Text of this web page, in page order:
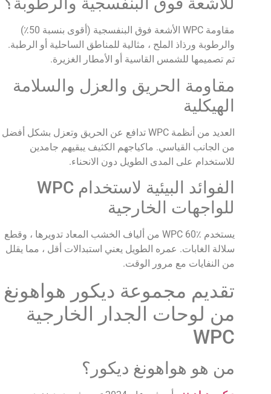
مقاومة WPC الأشعة فوق البنفسجية (أقوى بنسبة 50٪)
والرطوبة ورذاذ الملح ، مثالية للمناطق الساحلية أو الرطبة.
تم تصميمها للشمس القاسية أو الأمطار الغزيرة.
مقاومة الحريق والعزل والسلامة
الهيكلية
العديد من أنظمة WPC تدافع عن الحريق وتعزل بشكل أفضل
من الجانب القياسي. ماكياجهم الكثيف يبقيهم جامدين
للاستخدام على المدى الطويل دون الانحناء.
الفوائد البيئية لاستخدام WPC
للواجهات الخارجية
يستخدم WPC 60٪ من ألياف الخشب المعاد تدويرها ، وقطع
سلالة الغابات. عمره الطويل يعني استبدالات أقل ، مما يقلل
من النفايات مع مرور الوقت.
تقديم مجموعة ديكور هواهونغ
من لوحات الجدار الخارجية
WPC
من هو هواهونغ ديكور؟